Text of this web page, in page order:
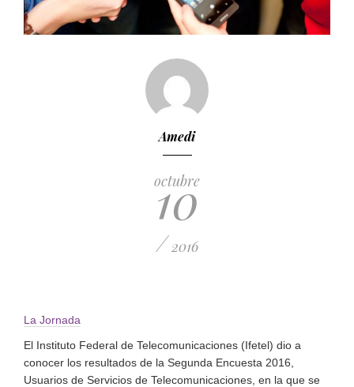
Amedi
octubre
10
/ 2016
La Jornada
El Instituto Federal de Telecomunicaciones (Ifetel) dio a
conocer los resultados de la Segunda Encuesta 2016,
Usuarios de Servicios de Telecomunicaciones, en la que se